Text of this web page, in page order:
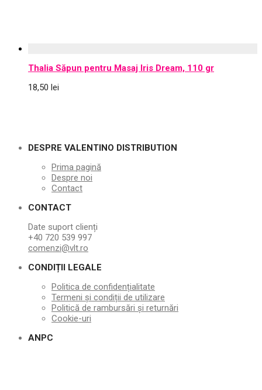
Thalia Săpun pentru Masaj Iris Dream, 110 gr
18,50 lei
DESPRE VALENTINO DISTRIBUTION
Prima pagină
Despre noi
Contact
CONTACT
Date suport clienți
+40 720 539 997
comenzi@vlt.ro
CONDIȚII LEGALE
Politica de confidențialitate
Termeni și condiții de utilizare
Politică de rambursări și returnări
Cookie-uri
ANPC